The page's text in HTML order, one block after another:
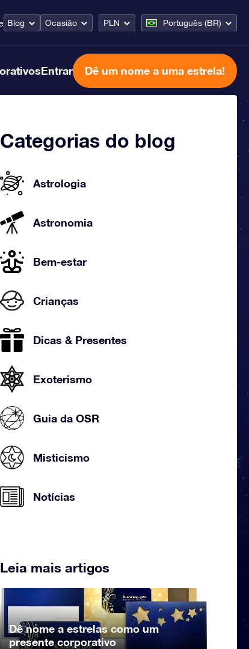
Blog Ocasião PLN Português (BR)
Entrar Dê um nome a uma estrela!
Categorias do blog
Astrologia
Astronomia
Bem-estar
Crianças
Dicas & Presentes
Exoterismo
Guia da OSR
Misticismo
Notícias
Leia mais artigos
Dê nome a estrelas como um
presente corporativo